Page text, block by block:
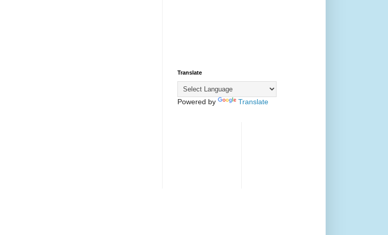
Translate
Powered by Translate